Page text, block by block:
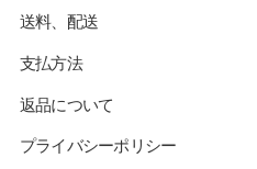
送料、配送
支払方法
返品について
プライバシーポリシー